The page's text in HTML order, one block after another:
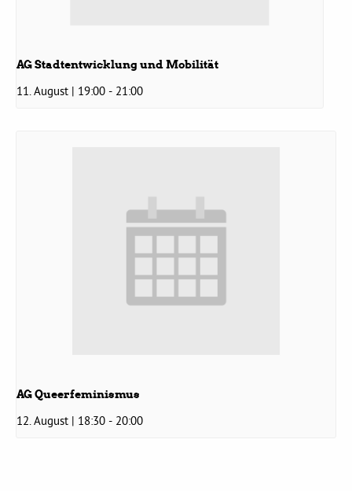
CampusGrün
AG Stadtentwicklung und Mobilität
11. August | 19:00 - 21:00
AG Queerfeminismus
12. August | 18:30 - 20:00